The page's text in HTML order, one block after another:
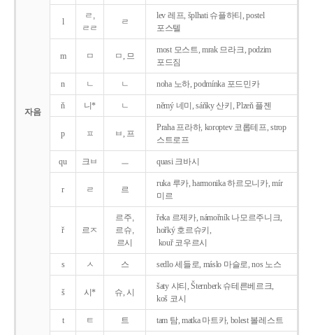
자음
l
ㄹ,
ㄹㄹ
ㄹ
lev 레프, šplhati 슈플하티, postel
포스텔
m ㅁ ㅁ, 므
most 모스트, mrak 므라크, podzim
포드짐
n ㄴ ㄴ noha 노하, podmínka 포드민카
ň 니* ㄴ němý 네미, sáňky 산키, Plzeň 플젠
p ㅍ ㅂ, 프
Praha 프라하, koroptev 코롭테프, strop
스트로프
qu 크ㅂ ㅡ quasi 크바시
r ㄹ 르
ruka 루카, harmonika 하르모니카, mír
미르
ř 르ㅈ
르주,
르슈,
르시
řeka 르제카, námořník 나모르주니크,
hořký 호르슈키,
kouř 코우르시
s ㅅ 스 sedlo 세들로, máslo 마슬로, nos 노스
š 시* 슈, 시
šaty 샤티, Šternberk 슈테른베르크,
koš 코시
t ㅌ 트 tam 탐, matka 마트카, bolest 볼레스트